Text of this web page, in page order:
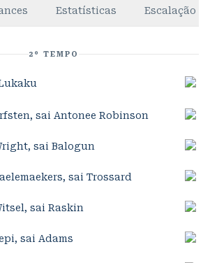
Estatísticas Escalação
2º TEMPO
sai Antonee Robinson
sai Balogun
sai Trossard
sai Raskin
sai Adams